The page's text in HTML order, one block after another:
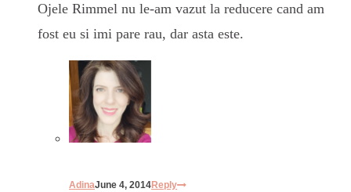
Ojele Rimmel nu le-am vazut la reducere cand am
fost eu si imi pare rau, dar asta este.
AdinaJune 4, 2014Reply